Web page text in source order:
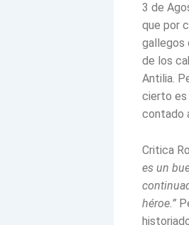
3 de
que por
gallegos
de los
Antilia.
cierto es
contado
Critica
es un
héroe.”